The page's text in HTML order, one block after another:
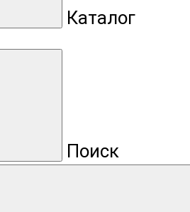
Каталог
Поиск